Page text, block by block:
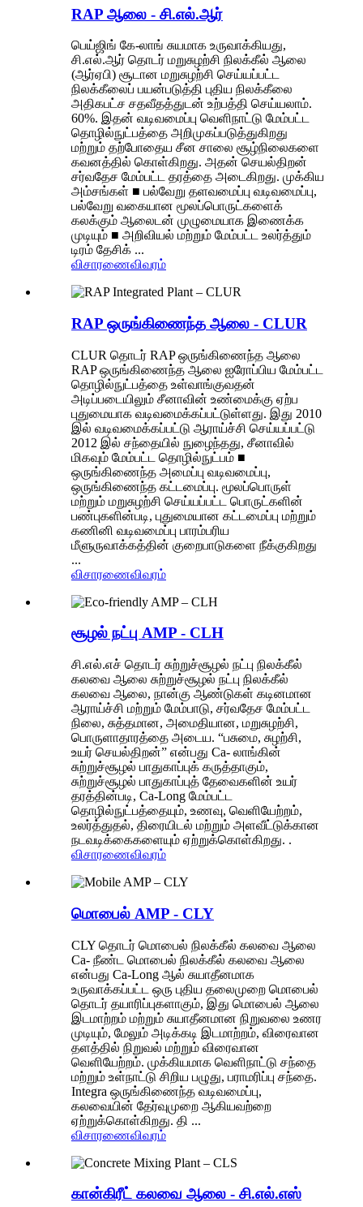
RAP ஆலை - சி.எல்.ஆர்
பெய்ஜிங் கே-லாங் சுயமாக உருவாக்கியது,
சி.எல்.ஆர் தொடர் மறுசுழற்சி நிலக்கீல் ஆலை
(ஆர்ஏபி) சூடான மறுசுழற்சி செய்யப்பட்ட
நிலக்கீலைப் பயன்படுத்தி புதிய நிலக்கீலை
அதிகபட்ச சதவீதத்துடன் உற்பத்தி செய்யலாம்.
60%. இதன் வடிவமைப்பு வெளிநாட்டு மேம்பட்ட
தொழில்நுட்பத்தை அறிமுகப்படுத்துகிறது
மற்றும் தற்போதைய சீன சாலை சூழ்நிலைகளை
கவனத்தில் கொள்கிறது. அதன் செயல்திறன்
சர்வதேச மேம்பட்ட தரத்தை அடைகிறது. முக்கிய
அம்சங்கள் ■ பல்வேறு தளவமைப்பு வடிவமைப்பு,
பல்வேறு வகையான மூலப்பொருட்களைக்
கலக்கும் ஆலைடன் முழுமையாக இணைக்க
முடியும் ■ அறிவியல் மற்றும் மேம்பட்ட உலர்த்தும்
டிரம் தேசிக் ...
விசாரணைவிவரம்
RAP ஒருங்கிணைந்த ஆலை - CLUR
CLUR தொடர் RAP ஒருங்கிணைந்த ஆலை
RAP ஒருங்கிணைந்த ஆலை ஐரோப்பிய மேம்பட்ட
தொழில்நுட்பத்தை உள்வாங்குவதன்
அடிப்படையிலும் சீனாவின் உண்மைக்கு ஏற்ப
புதுமையாக வடிவமைக்கப்பட்டுள்ளது. இது 2010
இல் வடிவமைக்கப்பட்டு ஆராய்ச்சி செய்யப்பட்டு
2012 இல் சந்தையில் நுழைந்தது, சீனாவில்
மிகவும் மேம்பட்ட தொழில்நுட்பம் ■
ஒருங்கிணைந்த அமைப்பு வடிவமைப்பு,
ஒருங்கிணைந்த கட்டமைப்பு. மூலப்பொருள்
மற்றும் மறுசுழற்சி செய்யப்பட்ட பொருட்களின்
பண்புகளின்படி, புதுமையான கட்டமைப்பு மற்றும்
கணினி வடிவமைப்பு பாரம்பரிய
மீளுருவாக்கத்தின் குறைபாடுகளை நீக்குகிறது
...
விசாரணைவிவரம்
சூழல் நட்பு AMP - CLH
சி.எல்.எச் தொடர் சுற்றுச்சூழல் நட்பு நிலக்கீல்
கலவை ஆலை சுற்றுச்சூழல் நட்பு நிலக்கீல்
கலவை ஆலை, நான்கு ஆண்டுகள் கடினமான
ஆராய்ச்சி மற்றும் மேம்பாடு, சர்வதேச மேம்பட்ட
நிலை, சுத்தமான, அமைதியான, மறுசுழற்சி,
பொருளாதாரத்தை அடைய. “பசுமை, சுழற்சி,
உயர் செயல்திறன்” என்பது Ca- லாங்கின்
சுற்றுச்சூழல் பாதுகாப்புக் கருத்தாகும்,
சுற்றுச்சூழல் பாதுகாப்புத் தேவைகளின் உயர்
தரத்தின்படி, Ca-Long மேம்பட்ட
தொழில்நுட்பத்தையும், உணவு, வெளியேற்றம்,
உலர்த்துதல், திரையிடல் மற்றும் அளவீட்டுக்கான
நடவடிக்கைகளையும் ஏற்றுக்கொள்கிறது. .
விசாரணைவிவரம்
மொபைல் AMP - CLY
CLY தொடர் மொபைல் நிலக்கீல் கலவை ஆலை
Ca- நீண்ட மொபைல் நிலக்கீல் கலவை ஆலை
என்பது Ca-Long ஆல் சுயாதீனமாக
உருவாக்கப்பட்ட ஒரு புதிய தலைமுறை மொபைல்
தொடர் தயாரிப்புகளாகும், இது மொபைல் ஆலை
இடமாற்றம் மற்றும் சுயாதீனமான நிறுவலை உணர
முடியும், மேலும் அடிக்கடி இடமாற்றம், விரைவான
தளத்தில் நிறுவல் மற்றும் விரைவான
வெளியேற்றம். முக்கியமாக வெளிநாட்டு சந்தை
மற்றும் உள்நாட்டு சிறிய பழுது, பராமரிப்பு சந்தை.
Integra ஒருங்கிணைந்த வடிவமைப்பு,
கலவையின் தேர்வுமுறை ஆகியவற்றை
ஏற்றுக்கொள்கிறது. தி ...
விசாரணைவிவரம்
கான்கிரீட் கலவை ஆலை - சி.எல்.எஸ்